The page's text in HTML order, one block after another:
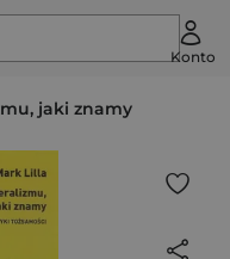
Konto
jaki znamy